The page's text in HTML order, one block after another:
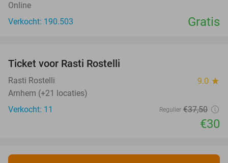
Online
Verkocht: 190.503
Gratis
TODAY
Ticket voor Rasti Rostelli
Rasti Rostelli 9.0 star
Arnhem (+21 locaties)
Verkocht: 11
Regulier €37,50
€30